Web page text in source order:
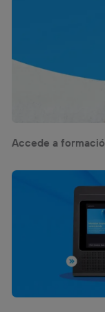
Accede a